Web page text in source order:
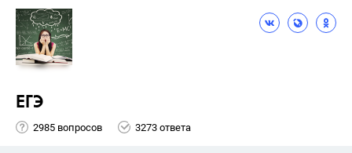
ЕГЭ
2985 вопросов 3273 ответа